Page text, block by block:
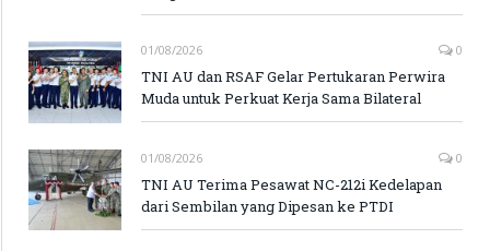
01/08/2026 0
TNI AU dan RSAF Gelar Pertukaran Perwira
Muda untuk Perkuat Kerja Sama Bilateral
01/08/2026 0
TNI AU Terima Pesawat NC-212i Kedelapan
dari Sembilan yang Dipesan ke PTDI